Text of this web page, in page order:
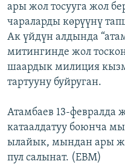
ары жол тосууга жол
чараларды көрүүнү
Ак үйдүн алдында
митингинде жол
шаардык милиция
тартууну буйруган.
Атамбаев 13-февралда
катаалдатуу боюнча
ылайык, мындан ары
пул салынат. (EBM)